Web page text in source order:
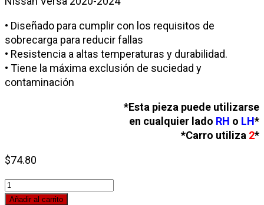
• Diseñado para cumplir con los requisitos de
sobrecarga para reducir fallas
• Resistencia a altas temperaturas y durabilidad.
• Tiene la máxima exclusión de suciedad y
contaminación
*Esta pieza puede utilizarse
en cualquier lado RH o LH*
*Carro utiliza 2*
$74.80
Buje
Trasero
Añadir al carrito